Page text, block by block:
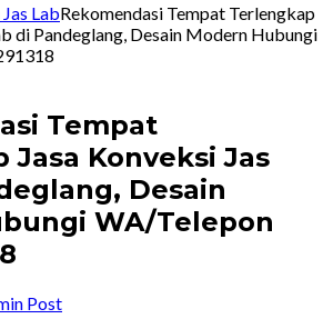
LabRekomendasi Tempat Terlengkap
di Pandeglang, Desain Modern Hubungi
Tempat
Jasa Konveksi Jas
Desain
WA/Telepon
Post